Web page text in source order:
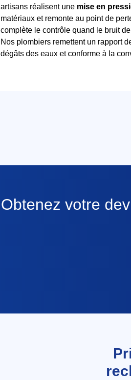
artisans réalisent une mise en
matériaux et remonte au point de
complète le contrôle quand le bruit
Nos plombiers remettent un rapport
dégâts des eaux et conforme à la
Obtenez votre